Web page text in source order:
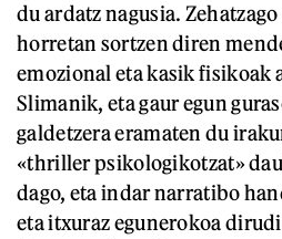
du ardatz nagusia.
horretan sortzen diren
emozional eta kasik fisikoak
Slimanik, eta gaur egun
galdetzera eramaten du
«thriller psikologikotzat»
dago, eta indar narratibo
eta itxuraz egunerokoa